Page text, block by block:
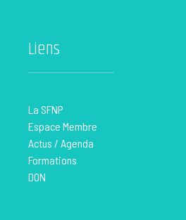
Liens
La SFNP
Espace Membre
Actus / Agenda
Formations
DON